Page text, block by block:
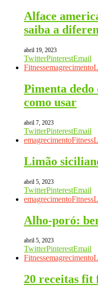
Alface
saiba a
abril 19, 2023
TwitterPinterestEmail
Fitnessemagrecimento
Pimenta dedo
como usar
abril 7, 2023
TwitterPinterestEmail
emagrecimentoFitness
Limão
abril 5, 2023
TwitterPinterestEmail
emagrecimentoFitness
Alho-poró:
abril 5, 2023
TwitterPinterestEmail
Fitnessemagrecimento
20 receitas fit